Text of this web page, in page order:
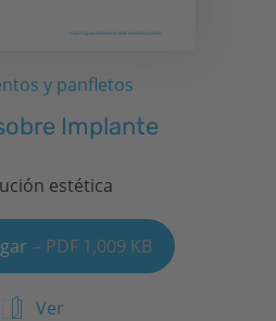
y panfletos
Implante
estética
PDF 1,009 KB
Ver